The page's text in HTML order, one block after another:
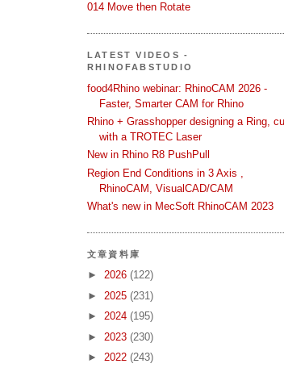
014 Move then Rotate
LATEST VIDEOS -
RHINOFABSTUDIO
food4Rhino webinar: RhinoCAM 2026 -
Faster, Smarter CAM for Rhino
Rhino + Grasshopper designing a Ring,
with a TROTEC Laser
New in Rhino R8 PushPull
Region End Conditions in 3 Axis ,
RhinoCAM, VisualCAD/CAM
What's new in MecSoft RhinoCAM 2023
文章資料庫
► 2026 (122)
► 2025 (231)
► 2024 (195)
► 2023 (230)
► 2022 (243)